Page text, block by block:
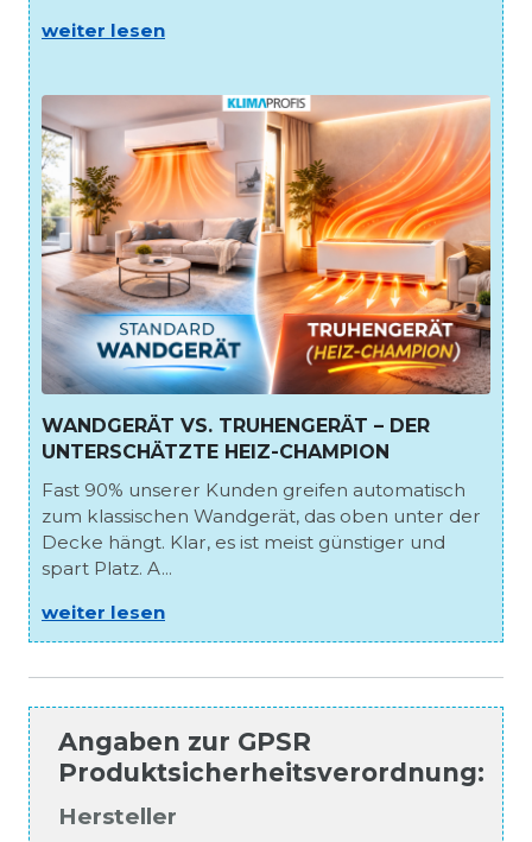
weiter lesen
WANDGERÄT VS. TRUHENGERÄT – DER
UNTERSCHÄTZTE HEIZ-CHAMPION
Fast 90% unserer Kunden greifen automatisch
zum klassischen Wandgerät, das oben unter der
Decke hängt. Klar, es ist meist günstiger und
spart Platz. A...
weiter lesen
Angaben zur GPSR
Produktsicherheitsverordnung:
Hersteller